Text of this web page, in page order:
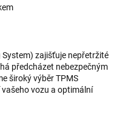
zajišťuje nepřetržité
předcházet nebezpečným
široký výběr TPMS
vozu a optimální